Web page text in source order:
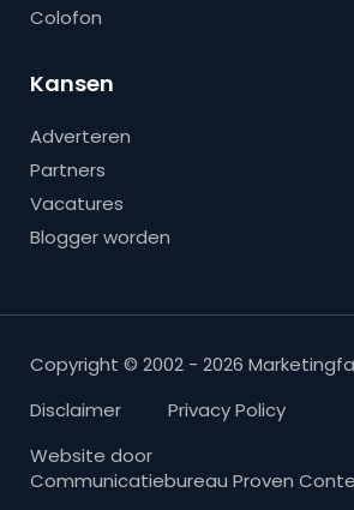
Colofon
Kansen
Adverteren
Partners
Vacatures
Blogger worden
Copyright © 2002 - 2026
Disclaimer
Privacy Policy
Website door
Communicatiebureau Proven